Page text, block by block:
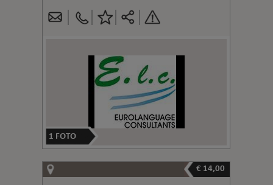
1 FOTO
€ 14,00